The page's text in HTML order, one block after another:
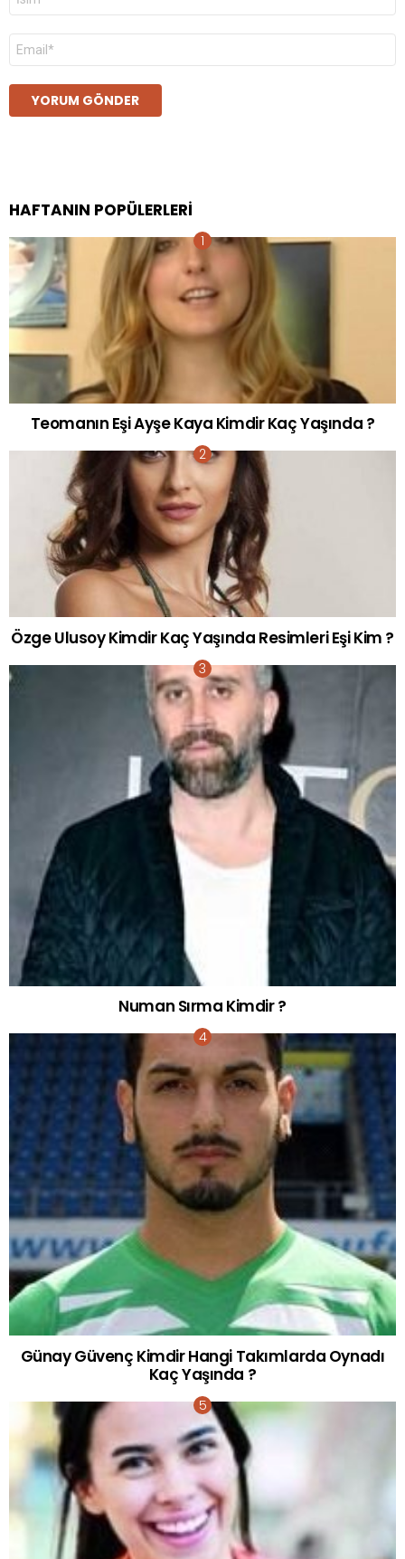
E-
posta
*
HAFTANIN POPÜLERLERI
Teomanın Eşi Ayşe Kaya Kimdir Kaç Yaşında ?
Özge Ulusoy Kimdir Kaç Yaşında Resimleri Eşi Kim ?
Numan Sırma Kimdir ?
Günay Güvenç Kimdir Hangi Takımlarda Oynadı
Kaç Yaşında ?